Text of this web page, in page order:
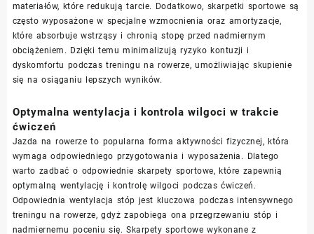
materiałów, które redukują tarcie. Dodatkowo, skarpetki sportowe są
często wyposażone w specjalne wzmocnienia oraz amortyzacje,
które absorbuje wstrząsy i chronią stopę przed nadmiernym
obciążeniem. Dzięki temu minimalizują ryzyko kontuzji i
dyskomfortu podczas treningu na rowerze, umożliwiając skupienie
się na osiąganiu lepszych wyników.
Optymalna wentylacja i kontrola wilgoci w trakcie
ćwiczeń
Jazda na rowerze to popularna forma aktywności fizycznej, która
wymaga odpowiedniego przygotowania i wyposażenia. Dlatego
warto zadbać o odpowiednie skarpety sportowe, które zapewnią
optymalną wentylację i kontrolę wilgoci podczas ćwiczeń.
Odpowiednia wentylacja stóp jest kluczowa podczas intensywnego
treningu na rowerze, gdyż zapobiega ona przegrzewaniu stóp i
nadmiernemu poceniu się. Skarpety sportowe wykonane z